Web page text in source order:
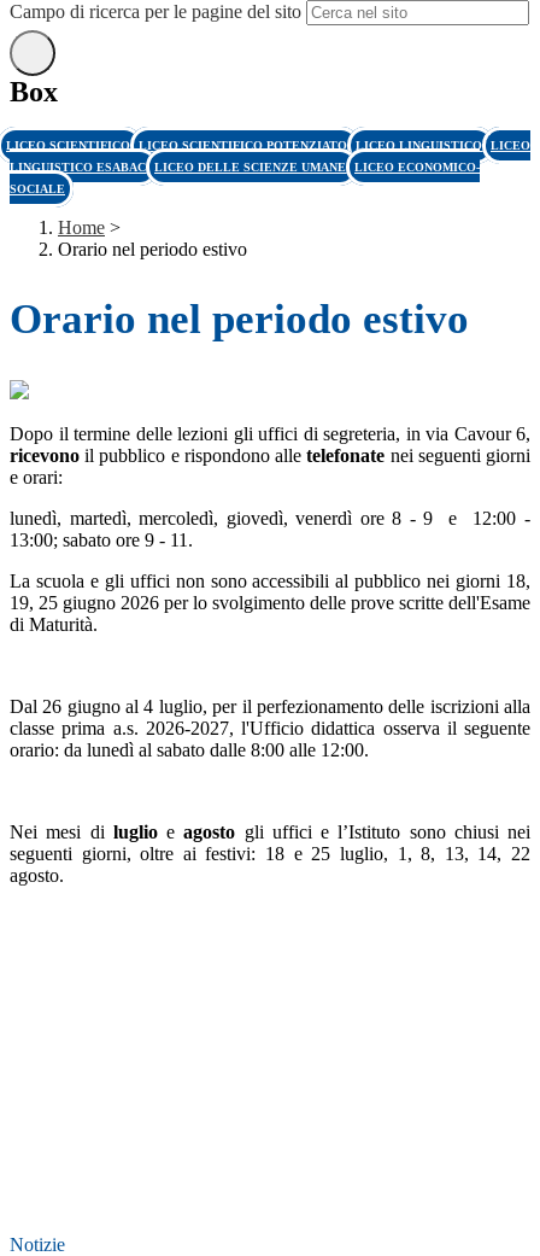
Campo di ricerca per le pagine del sito
Box
LICEO SCIENTIFICO LICEO SCIENTIFICO POTENZIATO LICEO LINGUISTICO LICEO
LINGUISTICO ESABAC LICEO DELLE SCIENZE UMANE LICEO ECONOMICO-
SOCIALE
Home >
Orario nel periodo estivo
Orario nel periodo estivo
Dopo il termine delle lezioni gli uffici di segreteria, in via Cavour 6,
ricevono il pubblico e rispondono alletelefonate nei seguenti giorni
e orari:
lunedì, martedì, mercoledì, giovedì, venerdì ore 8 - 9 e 12:00 -
13:00; sabato ore 9 - 11.
La scuola e gli uffici non sono accessibili al pubblico nei giorni 18,
19, 25 giugno 2026 per lo svolgimento delle prove scritte dell'Esame
di Maturità.
Dal 26 giugno al 4 luglio, per il perfezionamento delle iscrizioni alla
classe prima a.s. 2026-2027, l'Ufficio didattica osserva il seguente
orario: da lunedì al sabato dalle 8:00 alle 12:00.
Nei mesi di luglioeagosto gli uffici e l’Istituto sono chiusi nei
seguenti giorni, oltre ai festivi: 18 e 25 luglio, 1, 8, 13, 14, 22
agosto.
Notizie